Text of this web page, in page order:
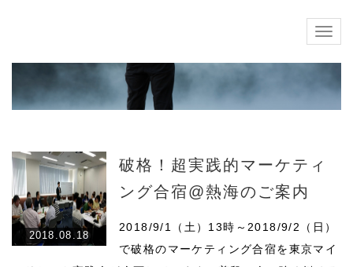
2018.08.18
破格！超実践的マーケティ
ング合宿@熱海のご案内
2018/9/1（土）13時～2018/9/2（日）
で破格のマーケティング合宿を東京マイ